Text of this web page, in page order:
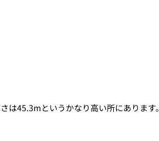
は45.3mというかなり高い所にあります。